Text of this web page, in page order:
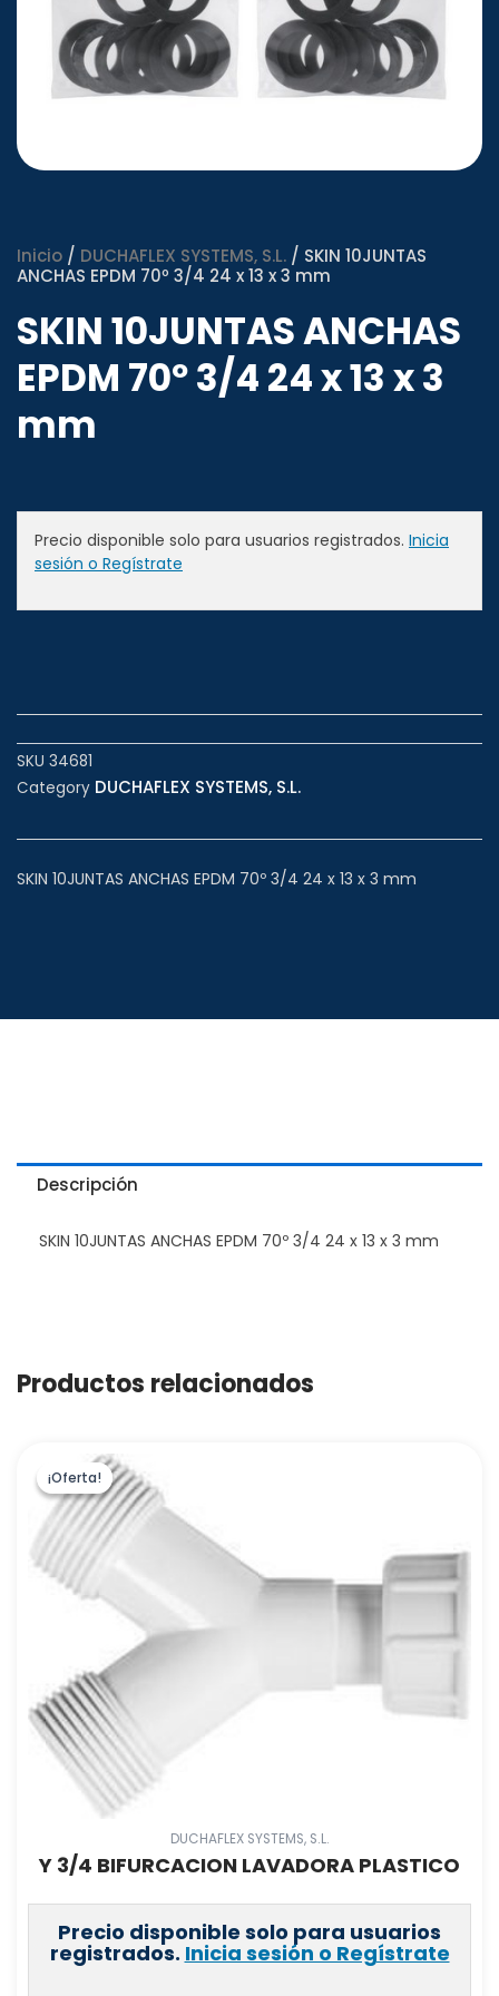
Inicio / DUCHAFLEX SYSTEMS, S.L. / SKIN 10JUNTAS
ANCHAS EPDM 70º 3/4 24 x 13 x 3 mm
SKIN 10JUNTAS ANCHAS
EPDM 70º 3/4 24 x 13 x 3
mm
Precio disponible solo para usuarios registrados. Inicia
sesión o Regístrate
SKU 34681
Category DUCHAFLEX SYSTEMS, S.L.
SKIN 10JUNTAS ANCHAS EPDM 70º 3/4 24 x 13 x 3 mm
Descripción
SKIN 10JUNTAS ANCHAS EPDM 70º 3/4 24 x 13 x 3 mm
Productos relacionados
¡Oferta!
¡Oferta!
DUCHAFLEX SYSTEMS, S.L.
Y 3/4 BIFURCACION LAVADORA PLASTICO
Precio disponible solo para usuarios
registrados. Inicia sesión o Regístrate